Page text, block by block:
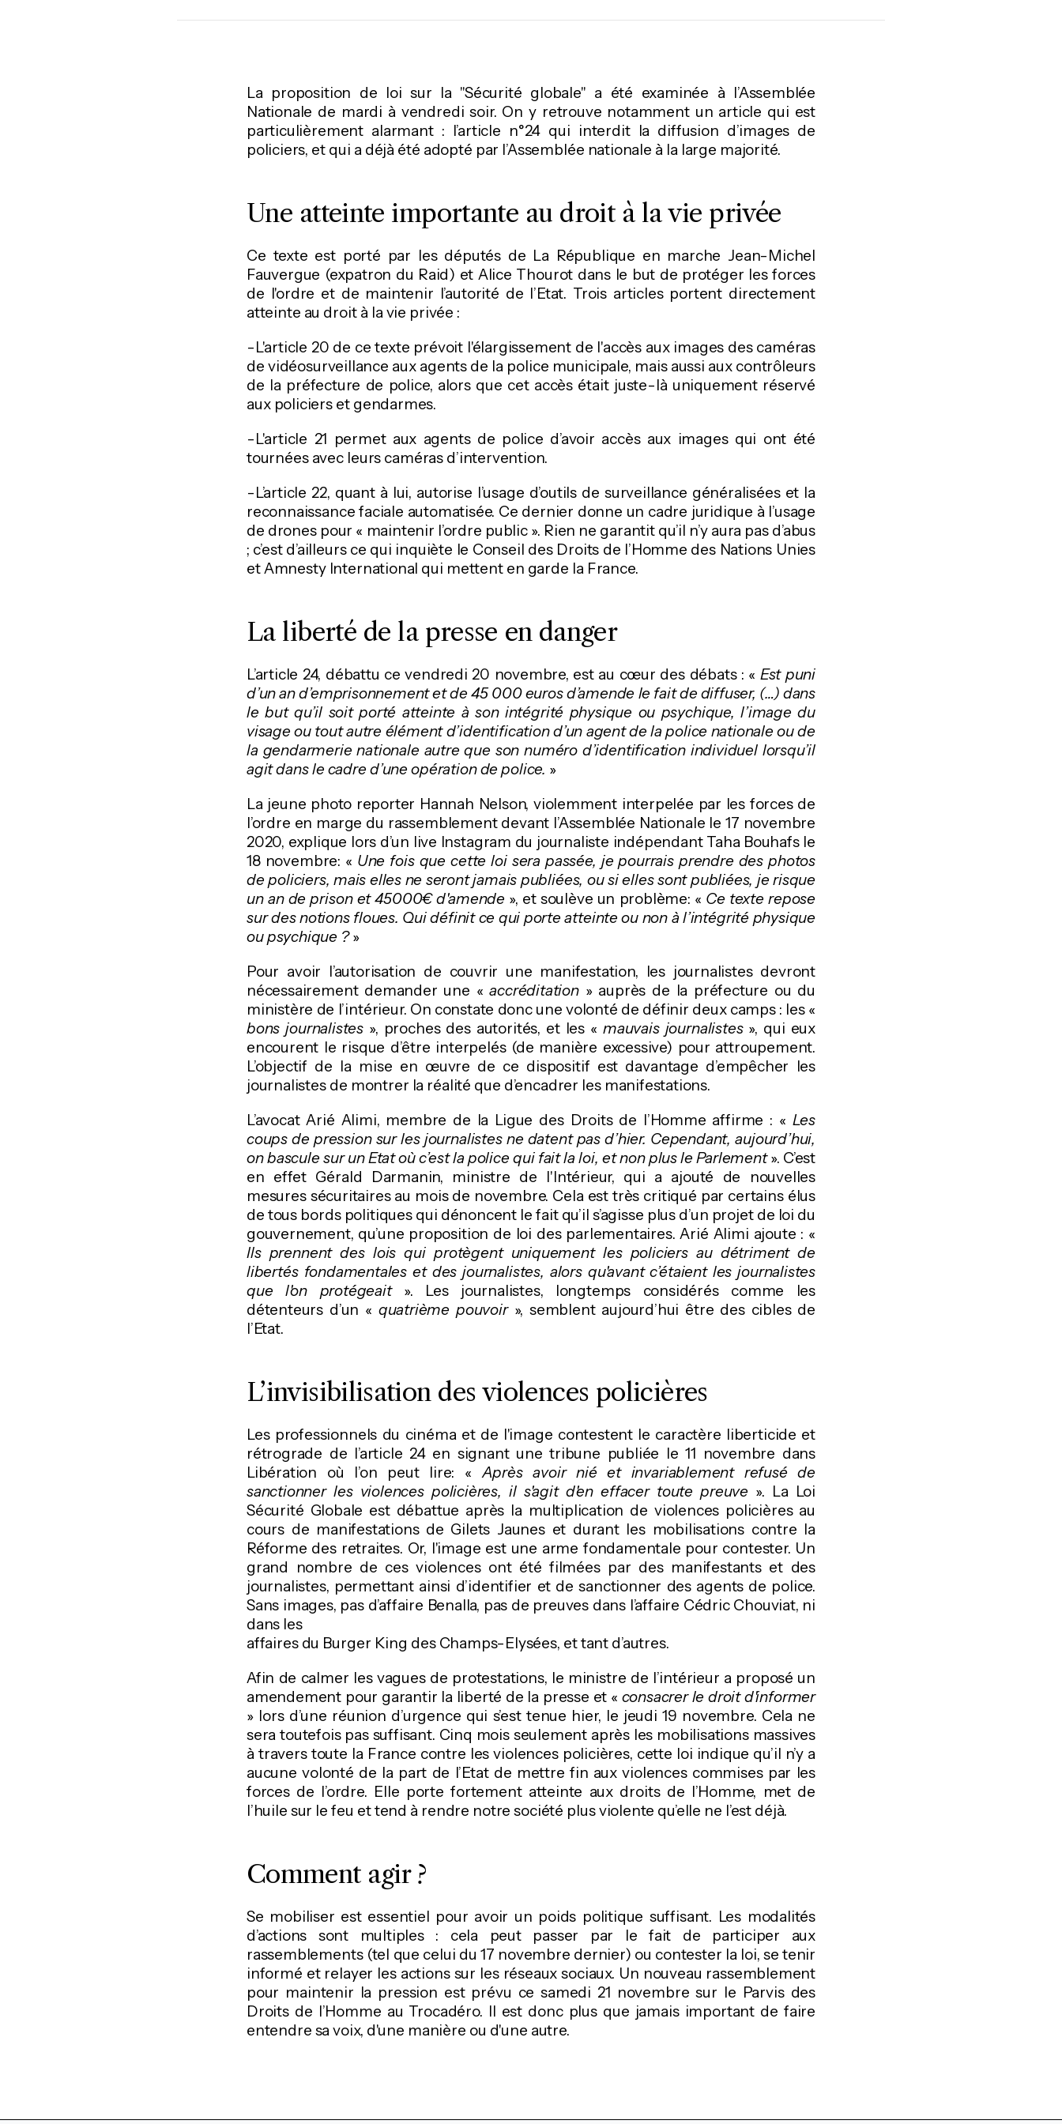
La proposition de loi sur la "Sécurité globale" a été examinée à l’Assemblée
Nationale de mardi à vendredi soir. On y retrouve notamment un article qui est
particulièrement alarmant : l’article n°24 qui interdit la diffusion d’images de
policiers, et qui a déjà été adopté par l’Assemblée nationale à la large majorité.
Une atteinte importante au droit à la vie privée
Ce texte est porté par les députés de La République en marche Jean-Michel
Fauvergue (expatron du Raid) et Alice Thourot dans le but de protéger les forces
de l'ordre et de maintenir l’autorité de l’Etat. Trois articles portent directement
atteinte au droit à la vie privée :
-L'article 20 de ce texte prévoit l'élargissement de l'accès aux images des caméras
de vidéosurveillance aux agents de la police municipale, mais aussi aux contrôleurs
de la préfecture de police, alors que cet accès était juste-là uniquement réservé
aux policiers et gendarmes.
-L'article 21 permet aux agents de police d’avoir accès aux images qui ont été
tournées avec leurs caméras d’intervention.
-L’article 22, quant à lui, autorise l’usage d’outils de surveillance généralisées et la
reconnaissance faciale automatisée. Ce dernier donne un cadre juridique à l’usage
de drones pour « maintenir l’ordre public ». Rien ne garantit qu’il n’y aura pas d’abus
; c’est d’ailleurs ce qui inquiète le Conseil des Droits de l’Homme des Nations Unies
et Amnesty International qui mettent en garde la France.
La liberté de la presse en danger
L’article 24, débattu ce vendredi 20 novembre, est au cœur des débats : « Est puni
d’un an d’emprisonnement et de 45 000 euros d’amende le fait de diffuser, (…) dans
le but qu’il soit porté atteinte à son intégrité physique ou psychique, l’image du
visage ou tout autre élément d’identification d’un agent de la police nationale ou de
la gendarmerie nationale autre que son numéro d’identification individuel lorsqu’il
agit dans le cadre d’une opération de police. »
La jeune photo reporter Hannah Nelson, violemment interpelée par les forces de
l’ordre en marge du rassemblement devant l’Assemblée Nationale le 17 novembre
2020, explique lors d’un live Instagram du journaliste indépendant Taha Bouhafs le
18 novembre: « Une fois que cette loi sera passée, je pourrais prendre des photos
de policiers, mais elles ne seront jamais publiées, ou si elles sont publiées, je risque
un an de prison et 45000€ d'amende », et soulève un problème: « Ce texte repose
sur des notions floues. Qui définit ce qui porte atteinte ou non à l’intégrité physique
ou psychique ?»
Pour avoir l’autorisation de couvrir une manifestation, les journalistes devront
nécessairement demander une «accréditation» auprès de la préfecture ou du
ministère de l’intérieur. On constate donc une volonté de définir deux camps : les «
bons journalistes », proches des autorités, et les « mauvais journalistes», qui eux
encourent le risque d’être interpelés (de manière excessive) pour attroupement.
L’objectif de la mise en œuvre de ce dispositif est davantage d’empêcher les
journalistes de montrer la réalité que d’encadrer les manifestations.
L’avocat Arié Alimi, membre de la Ligue des Droits de l’Homme affirme : « Les
coups de pression sur les journalistes ne datent pas d’hier. Cependant, aujourd’hui,
on bascule sur un Etat où c’est la police qui fait la loi, et non plus le Parlement». C’est
en effet Gérald Darmanin, ministre de l'Intérieur, qui a ajouté de nouvelles
mesures sécuritaires au mois de novembre. Cela est très critiqué par certains élus
de tous bords politiques qui dénoncent le fait qu’il s’agisse plus d’un projet de loi du
gouvernement, qu’une proposition de loi des parlementaires. Arié Alimi ajoute : «
Ils prennent des lois qui protègent uniquement les policiers au détriment de
libertés fondamentales et des journalistes, alors qu'avant c’étaient les journalistes
que l'on protégeait ». Les journalistes, longtemps considérés comme les
détenteurs d’un « quatrième pouvoir», semblent aujourd’hui être des cibles de
l’Etat.
L’invisibilisation des violences policières
Les professionnels du cinéma et de l'image contestent le caractère liberticide et
rétrograde de l’article 24 en signant une tribune publiée le 11 novembre dans
Libération où l’on peut lire: «Après avoir nié et invariablement refusé de
sanctionner les violences policières, il s'agit d'en effacer toute preuve ». La Loi
Sécurité Globale est débattue après la multiplication de violences policières au
cours de manifestations de Gilets Jaunes et durant les mobilisations contre la
Réforme des retraites. Or, l'image est une arme fondamentale pour contester. Un
grand nombre de ces violences ont été filmées par des manifestants et des
journalistes, permettant ainsi d’identifier et de sanctionner des agents de police.
Sans images, pas d’affaire Benalla, pas de preuves dans l’affaire Cédric Chouviat, ni
dans les
affaires du Burger King des Champs-Elysées, et tant d’autres.
Afin de calmer les vagues de protestations, le ministre de l’intérieur a proposé un
amendement pour garantir la liberté de la presse et « consacrer le droit d'informer
» lors d’une réunion d’urgence qui s’est tenue hier, le jeudi 19 novembre. Cela ne
sera toutefois pas suffisant. Cinq mois seulement après les mobilisations massives
à travers toute la France contre les violences policières, cette loi indique qu’il n’y a
aucune volonté de la part de l’Etat de mettre fin aux violences commises par les
forces de l’ordre. Elle porte fortement atteinte aux droits de l’Homme, met de
l’huile sur le feu et tend à rendre notre société plus violente qu’elle ne l’est déjà.
Comment agir ?
Se mobiliser est essentiel pour avoir un poids politique suffisant. Les modalités
d’actions sont multiples : cela peut passer par le fait de participer aux
rassemblements (tel que celui du 17 novembre dernier) ou contester la loi, se tenir
informé et relayer les actions sur les réseaux sociaux. Un nouveau rassemblement
pour maintenir la pression est prévu ce samedi 21 novembre sur le Parvis des
Droits de l’Homme au Trocadéro. Il est donc plus que jamais important de faire
entendre sa voix, d'une manière ou d'une autre.